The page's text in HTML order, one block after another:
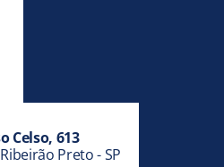
Celso, 613
Preto - SP